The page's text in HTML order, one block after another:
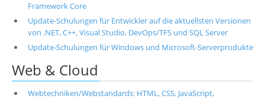
Framework Core
Update-Schulungen für Entwickler auf die aktuellsten Versionen
von .NET, C++, Visual Studio, DevOps/TFS und SQL Server
Update-Schulungen für Windows und Microsoft-Serverprodukte
Web & Cloud
Webtechniken/Webstandards: HTML, CSS, JavaScript,